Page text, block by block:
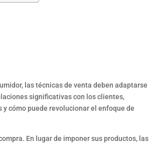
las técnicas de venta deben adaptarse
significativas con los clientes,
cómo puede revolucionar el enfoque de
En lugar de imponer sus productos, las